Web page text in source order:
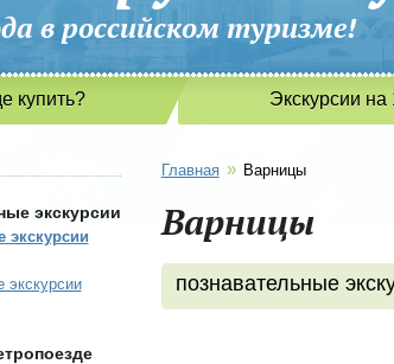
в российском
купить? Экскурсии на
экскурсии
экскурсии
экскурсии
Главная » Варницы
Варницы
познавательные